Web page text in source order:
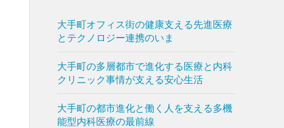
大手町オフィス街の健康支える先進医療
とテクノロジー連携のいま
大手町の多層都市で進化する医療と内科
クリニック事情が支える安心生活
大手町の都市進化と働く人を支える多機
能型内科医療の最前線